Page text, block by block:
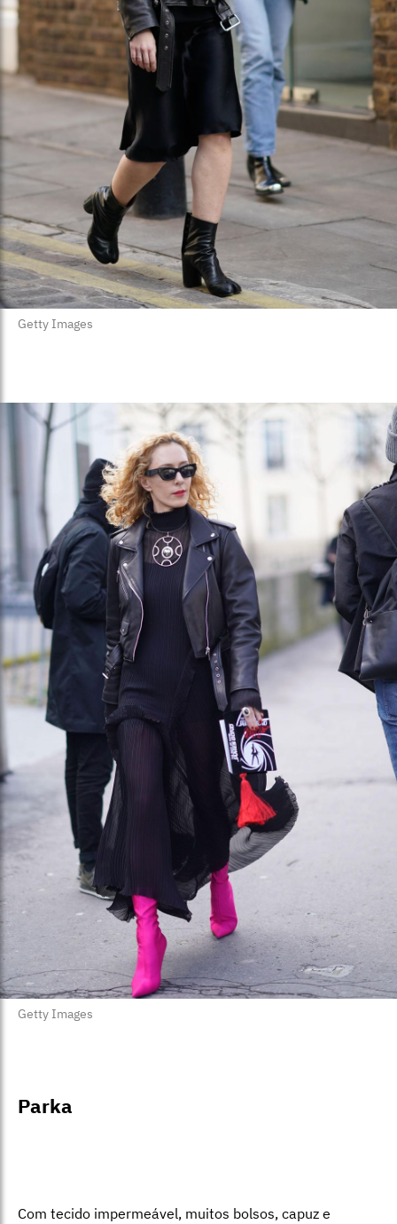
Getty Images
Getty Images
Parka
Com tecido impermeável, muitos bolsos, capuz e